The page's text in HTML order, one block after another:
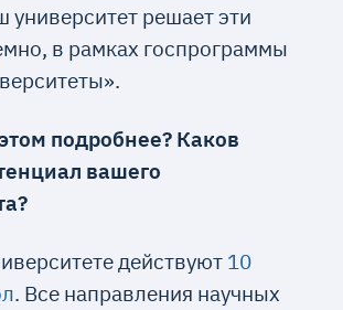
университет решает эти
в рамках госпрограммы
подробнее? Каков
вашего
действуют 10
. Все направления научных